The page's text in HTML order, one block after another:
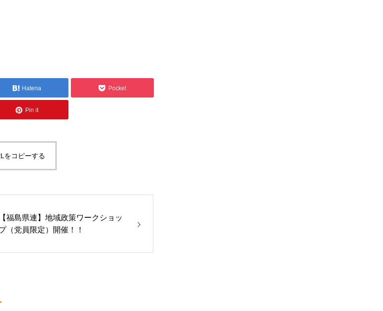
Hatena Pocket
Pin it
をコピーする
【福島県連】地域政策ワークショッ
（党員限定）開催！！